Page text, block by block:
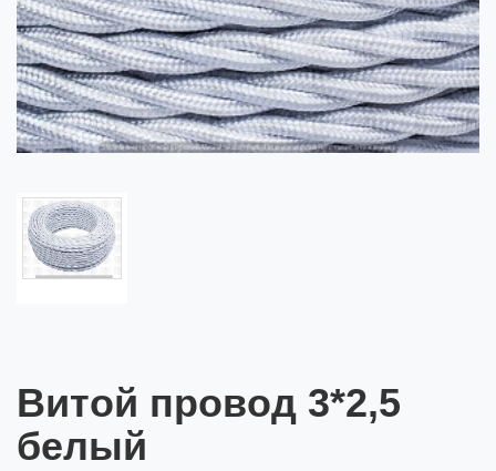
Витой провод 3*2,5
белый